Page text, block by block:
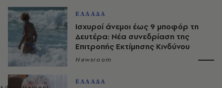
ΕΛΛΑΔΑ
Ισχυροί άνεμοι έως 9 μποφόρ τη
Δευτέρα: Νέα συνεδρίαση της
Επιτροπής Εκτίμησης Κινδύνου
Newsroom
ΕΛΛΑΔΑ